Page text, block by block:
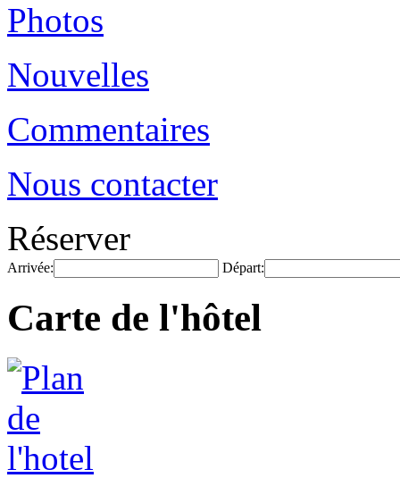
Photos
Nouvelles
Commentaires
Nous contacter
Réserver
Arrivée: Départ:
Carte de l'hôtel